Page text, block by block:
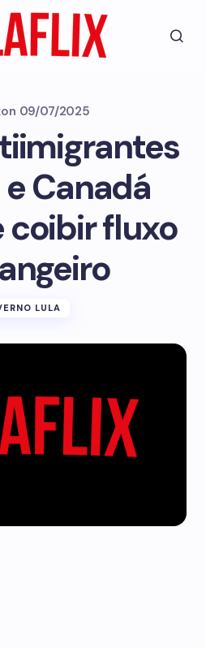
on 09/07/2025
Canadá
fluxo
LULA